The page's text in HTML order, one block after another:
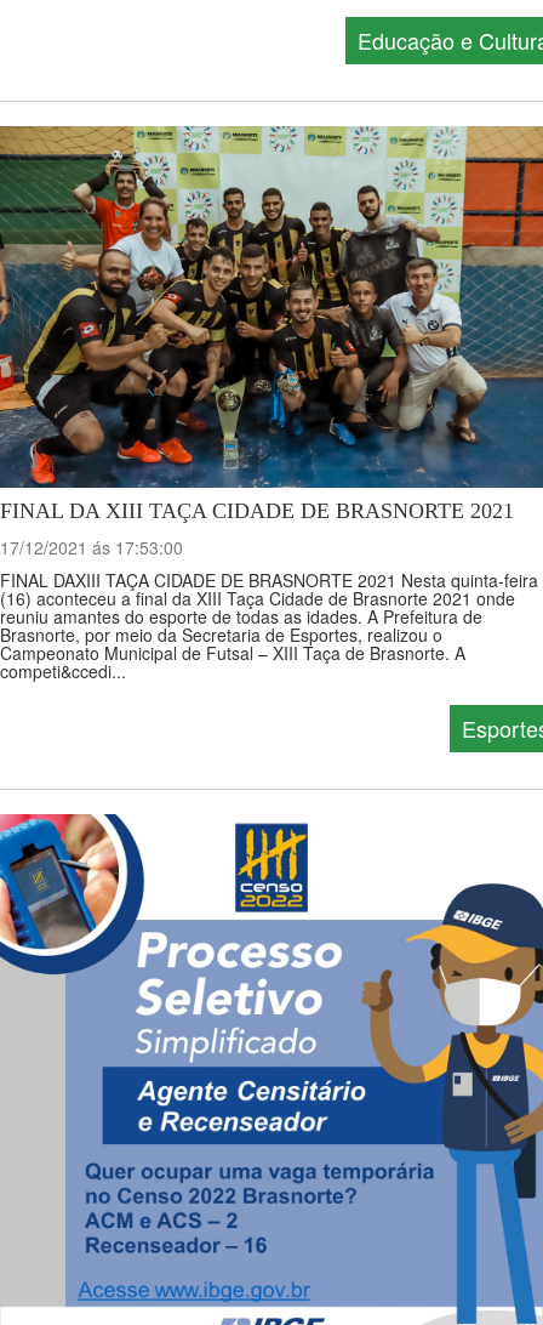
Educação e
FINAL DA XIII TAÇA CIDADE DE BRASNORTE 2021
17/12/2021 ás 17:53:00
FINAL DAXIII TAÇA CIDADE DE BRASNORTE 2021 Nesta quinta-feira
(16) aconteceu a final da XIII Taça Cidade de Brasnorte 2021 onde
reuniu amantes do esporte de todas as idades. A Prefeitura de
Brasnorte, por meio da Secretaria de Esportes, realizou o
Campeonato Municipal de Futsal – XIII Taça de Brasnorte. A
competi&ccedi...